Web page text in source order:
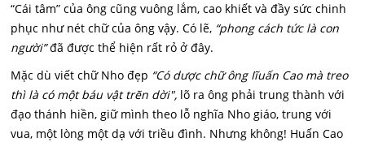
“Cái tâm” của ông cũng vuông lắm, cao khiết và đầy sức chinh
phục như nét chữ của ông vậy. Có lẽ, “phong cách tức là con
người”đã được thể hiện rất rỏ ở đây.
Mặc dù viết chữ Nho đẹp “Có dược chữ ông Iĩuấn Cao mà treo
thì là có một báu vật trẽn dời", lõ ra ông phải trung thành với
đạo thánh hiền, giữ mình theo lỗ nghĩa Nho giáo, trung với
vua, một lòng một dạ với triều đình. Nhưng không! Huấn Cao